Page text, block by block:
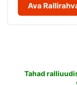
Ava
Tahad